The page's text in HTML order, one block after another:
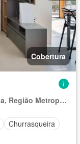
Cobertura
Região Geográfica Imediata de Curitiba, Região Metropolitana de Curitiba
Churrasqueira